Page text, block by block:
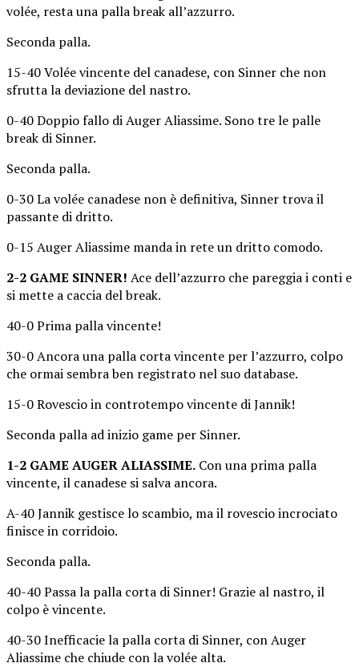
volée, resta una palla break all’azzurro.
Seconda palla.
15-40 Volée vincente del canadese, con Sinner che non
sfrutta la deviazione del nastro.
0-40 Doppio fallo di Auger Aliassime. Sono tre le palle
break di Sinner.
Seconda palla.
0-30 La volée canadese non è definitiva, Sinner trova il
passante di dritto.
0-15 Auger Aliassime manda in rete un dritto comodo.
2-2 GAME SINNER! Ace dell’azzurro che pareggia i conti e
si mette a caccia del break.
40-0 Prima palla vincente!
30-0 Ancora una palla corta vincente per l’azzurro, colpo
che ormai sembra ben registrato nel suo database.
15-0 Rovescio in controtempo vincente di Jannik!
Seconda palla ad inizio game per Sinner.
1-2 GAME AUGER ALIASSIME. Con una prima palla
vincente, il canadese si salva ancora.
A-40 Jannik gestisce lo scambio, ma il rovescio incrociato
finisce in corridoio.
Seconda palla.
40-40 Passa la palla corta di Sinner! Grazie al nastro, il
colpo è vincente.
40-30 Inefficacie la palla corta di Sinner, con Auger
Aliassime che chiude con la volée alta.